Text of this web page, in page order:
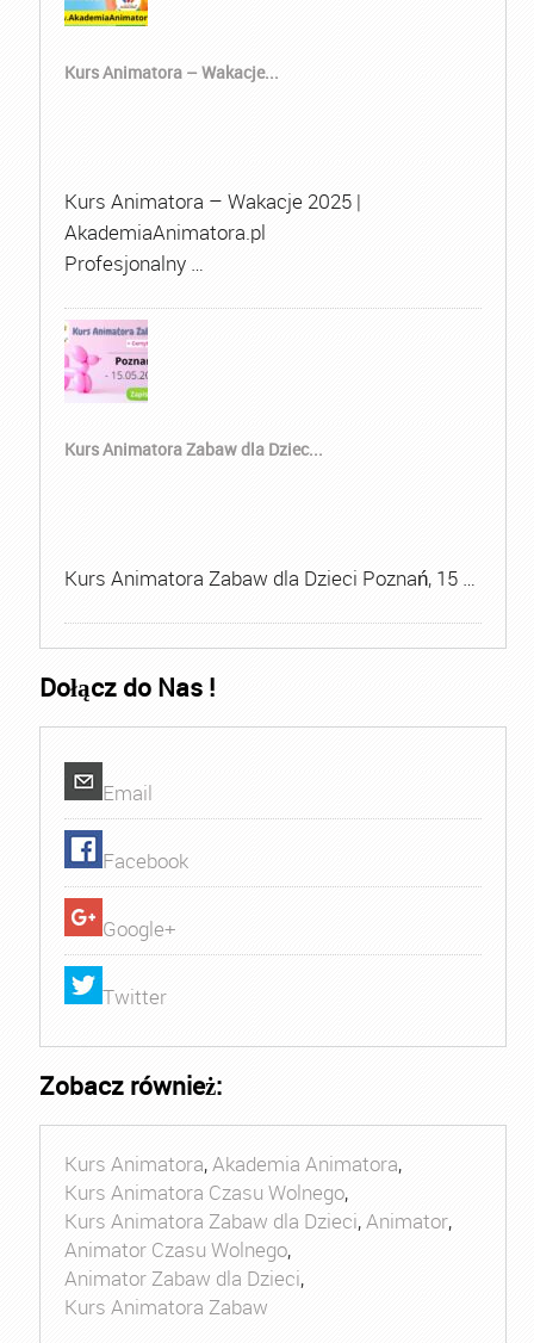
Kurs Animatora – Wakacje...
Kurs Animatora – Wakacje 2025 |
AkademiaAnimatora.pl
Profesjonalny …
Kurs Animatora Zabaw dla Dziec...
Kurs Animatora Zabaw dla Dzieci Poznań, 15 …
Dołącz do Nas !
Email
Facebook
Google+
Twitter
Zobacz również:
Kurs Animatora,Akademia Animatora,
Kurs Animatora Czasu Wolnego,
Kurs Animatora Zabaw dla Dzieci,Animator,
Animator Czasu Wolnego,
Animator Zabaw dla Dzieci,
Kurs Animatora Zabaw